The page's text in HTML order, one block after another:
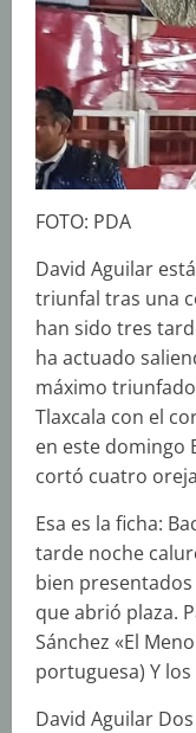
FOTO: PDA
David Aguilar
triunfal tras una
han sido tres
ha actuado
máximo
Tlaxcala con el
en este domingo
cortó cuatro
Esa es la ficha:
tarde noche
bien
que abrió plaza.
Sánchez «El
portuguesa) Y
David Aguilar